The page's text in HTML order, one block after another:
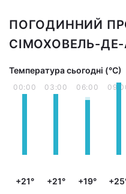
ПОГОДИННИЙ
СІМОХОВЕЛЬ-
Температура сьогодні (°С)
00:00
+21°
03:00
+21°
06:00
+19°